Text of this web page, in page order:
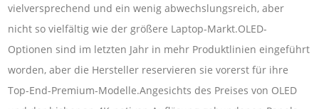
vielversprechend und ein wenig abwechslungsreich, aber
nicht so vielfältig wie der größere Laptop-Markt.OLED-
Optionen sind im letzten Jahr in mehr Produktlinien eingeführt
worden, aber die Hersteller reservieren sie vorerst für ihre
Top-End-Premium-Modelle.Angesichts des Preises von OLED